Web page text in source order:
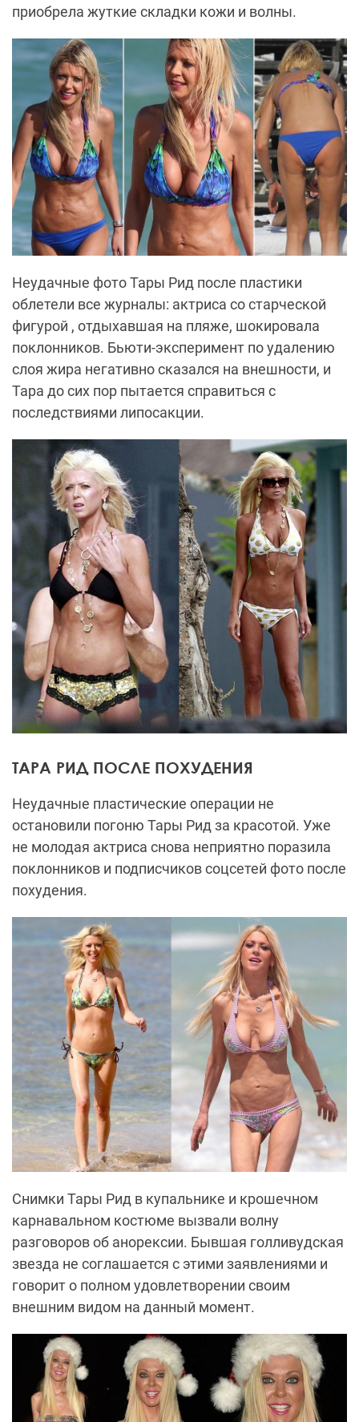
приобрела жуткие складки кожи и волны.
Неудачные фото Тары Рид после пластики
облетели все журналы: актриса со старческой
фигурой , отдыхавшая на пляже, шокировала
поклонников. Бьюти-эксперимент по удалению
слоя жира негативно сказался на внешности, и
Тара до сих пор пытается справиться с
последствиями липосакции.
ТАРА РИД ПОСЛЕ ПОХУДЕНИЯ
Неудачные пластические операции не
остановили погоню Тары Рид за красотой. Уже
не молодая актриса снова неприятно поразила
поклонников и подписчиков соцсетей фото после
похудения.
Снимки Тары Рид в купальнике и крошечном
карнавальном костюме вызвали волну
разговоров об анорексии. Бывшая голливудская
звезда не соглашается с этими заявлениями и
говорит о полном удовлетворении своим
внешним видом на данный момент.